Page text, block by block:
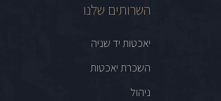
השרותים שלנו
יאכטות יד שניה
השכרת יאכטות
ניהול